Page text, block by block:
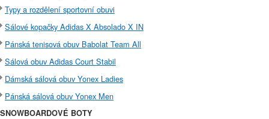
Typy a rozdělení sportovní obuvi
Sálové kopačky Adidas X Absolado X IN
Pánská tenisová obuv Babolat Team All
Sálová obuv Adidas Court Stabil
Dámská sálová obuv Yonex Ladies
Pánská sálová obuv Yonex Men
SNOWBOARDOVÉ BOTY